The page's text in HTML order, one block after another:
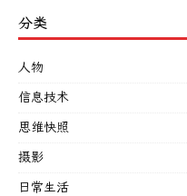
分类
人物
信息技术
思维快照
摄影
日常生活